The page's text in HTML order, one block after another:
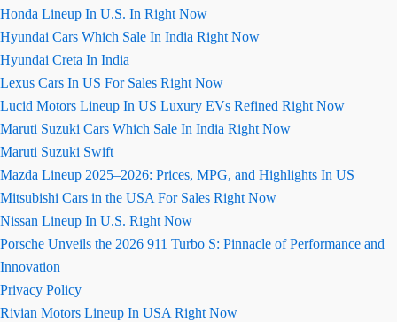
Honda Lineup In U.S. In Right Now
Hyundai Cars Which Sale In India Right Now
Hyundai Creta In India
Lexus Cars In US For Sales Right Now
Lucid Motors Lineup In US Luxury EVs Refined Right Now
Maruti Suzuki Cars Which Sale In India Right Now
Maruti Suzuki Swift
Mazda Lineup 2025–2026: Prices, MPG, and Highlights In US
Mitsubishi Cars in the USA For Sales Right Now
Nissan Lineup In U.S. Right Now
Porsche Unveils the 2026 911 Turbo S: Pinnacle of Performance and
Innovation
Privacy Policy
Rivian Motors Lineup In USA Right Now